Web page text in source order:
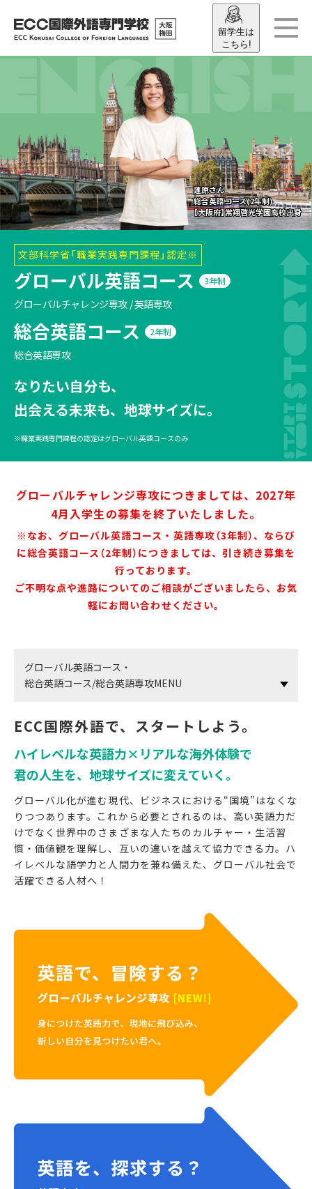
留学生は
こちら!
文部科学省「職業実践専門課程」認定※
グローバル英語コース 3年制
グローバルチャレンジ専攻 / 英語専攻
総合英語コース 2年制
総合英語専攻
なりたい自分も、
出会える未来も、地球サイズに。
※職業実践専門課程の認定はグローバル英語コースのみ
蓬原さん
総合英語コース(2年制)
【大阪府】常翔啓光学園高校出身
蓬原さん
総合英語コース(2年制)
【大阪府】常翔啓光学園高校出身
グローバルチャレンジ専攻につきましては、2027年
4月入学生の募集を終了いたしました。
※なお、グローバル英語コース・英語専攻（3年制）、ならび
に総合英語コース（2年制）につきましては、引き続き募集を
行っております。
ご不明な点や進路についてのご相談がございましたら、お気
軽にお問い合わせください。
グローバル英語コース・
総合英語コース/総合英語専攻MENU
ECC国際外語で、スタートしよう。
ハイレベルな英語力×リアルな海外体験で
君の人生を、地球サイズに変えていく。
グローバル化が進む現代、ビジネスにおける“国境”はなくな
りつつあります。これから必要とされるのは、高い英語力だ
けでなく世界中のさまざまな人たちのカルチャー・生活習
慣・価値観を理解し、互いの違いを越えて協力できる力。ハ
イレベルな語学力と人間力を兼ね備えた、グローバル社会で
活躍できる人材へ！